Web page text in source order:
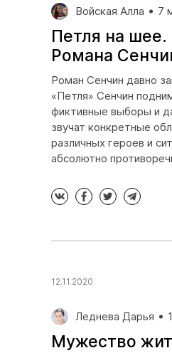
Войская Алла 7
Петля на шее.
Романа
Роман Сенчин давно
«Петля» Сенчин
фиктивные выборы и
звучат конкретные
различных героев и
абсолютно
12.11.2020
Леднева Дарья
Мужество